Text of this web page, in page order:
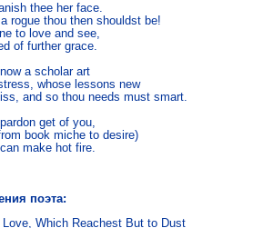
thee her face.
rogue thou then shouldst be!
to love and see,
of further grace.
a scholar art
whose lessons new
and so thou needs must smart.
get of you,
book miche to desire)
make hot fire.
поэта:
Love, Which Reachest But to Dust